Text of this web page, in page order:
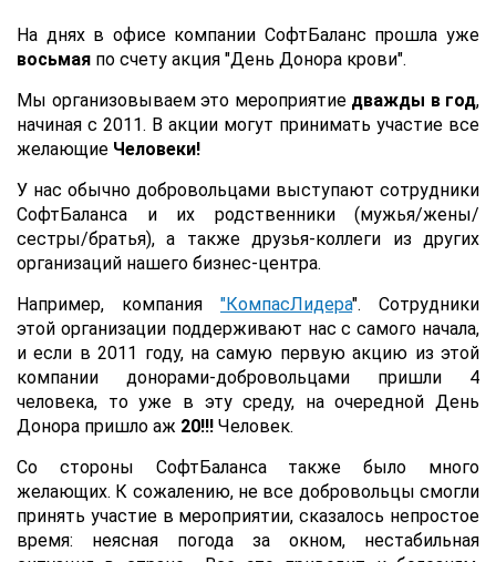
На днях в офисе компании СофтБаланс прошла уже
восьмая по счету акция "День Донора крови".
Мы организовываем это мероприятие дважды в год,
начиная с 2011. В акции могут принимать участие все
желающие Человеки!
У нас обычно добровольцами выступают сотрудники
СофтБаланса и их родственники (мужья/жены/
сестры/братья), а также друзья-коллеги из других
организаций нашего бизнес-центра.
Например, компания "КомпасЛидера". Сотрудники
этой организации поддерживают нас с самого начала,
и если в 2011 году, на самую первую акцию из этой
компании донорами-добровольцами пришли 4
человека, то уже в эту среду, на очередной День
Донора пришло аж 20!!! Человек.
Со стороны СофтБаланса также было много
желающих. К сожалению, не все добровольцы смогли
принять участие в мероприятии, сказалось непростое
время: неясная погода за окном, нестабильная